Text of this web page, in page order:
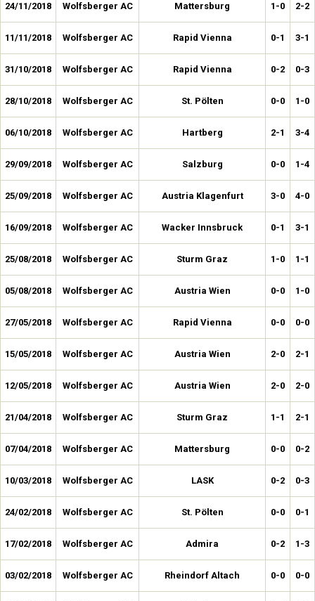
24/11/2018 Wolfsberger AC Mattersburg 1-0 2-2
11/11/2018 Wolfsberger AC Rapid Vienna 0-1 3-1
31/10/2018 Wolfsberger AC Rapid Vienna 0-2 0-3
28/10/2018 Wolfsberger AC St. Pölten 0-0 1-0
06/10/2018 Wolfsberger AC Hartberg 2-1 3-4
29/09/2018 Wolfsberger AC Salzburg 0-0 1-4
25/09/2018 Wolfsberger AC Austria Klagenfurt 3-0 4-0
16/09/2018 Wolfsberger AC Wacker Innsbruck 0-1 3-1
25/08/2018 Wolfsberger AC Sturm Graz 1-0 1-1
05/08/2018 Wolfsberger AC Austria Wien 0-0 1-0
27/05/2018 Wolfsberger AC Rapid Vienna 0-0 0-0
15/05/2018 Wolfsberger AC Austria Wien 2-0 2-1
12/05/2018 Wolfsberger AC Austria Wien 2-0 2-0
21/04/2018 Wolfsberger AC Sturm Graz 1-1 2-1
07/04/2018 Wolfsberger AC Mattersburg 0-0 0-2
10/03/2018 Wolfsberger AC LASK 0-2 0-3
24/02/2018 Wolfsberger AC St. Pölten 0-0 0-1
17/02/2018 Wolfsberger AC Admira 0-2 1-3
03/02/2018 Wolfsberger AC Rheindorf Altach 0-0 0-0